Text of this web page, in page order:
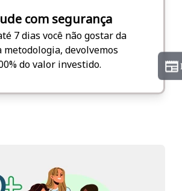
com segurança
7 dias você não gostar da
metodologia, devolvemos
do valor investido.